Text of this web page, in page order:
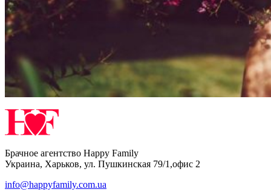
Брачное агентство Happy Family
Украина, Харьков, ул. Пушкинская 79/1,офис 2
info@happyfamily.com.ua